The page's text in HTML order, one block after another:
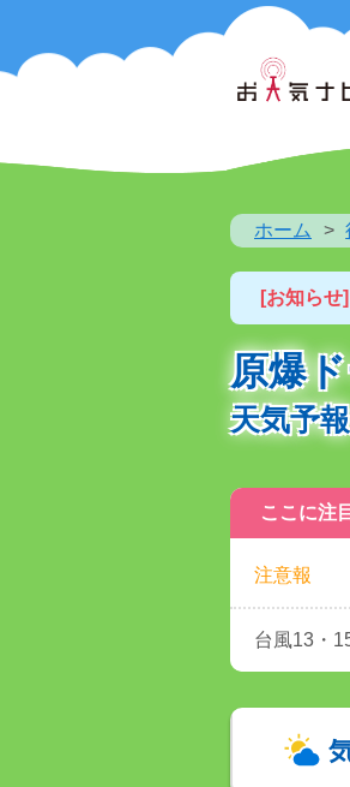
ホーム
[お知らせ]
原爆
天気予報
ここに注目
注意報
台風13・